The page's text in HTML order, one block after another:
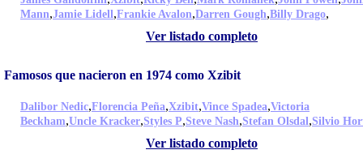
Mann,Jamie Lidell,Frankie Avalon,Darren Gough,Billy Drago,
Ver listado completo
Famosos que nacieron en 1974 como Xzibit
Dalibor Nedic,Florencia Peña,Xzibit,Vince Spadea,Victoria
Beckham,Uncle Kracker,Styles P,Steve Nash,Stefan Olsdal,Silvio
Ver listado completo